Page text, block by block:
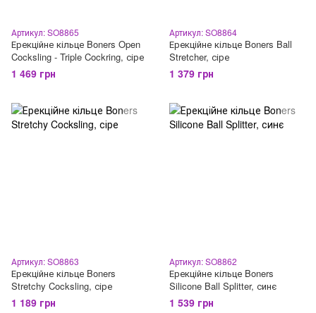
Артикул: SO8865
Ерекційне кільце Boners Open
Cocksling - Triple Cockring, сіре
1 469 грн
Артикул: SO8864
Ерекційне кільце Boners Ball
Stretcher, сіре
1 379 грн
Артикул: SO8863
Ерекційне кільце Boners
Stretchy Cocksling, сіре
1 189 грн
Артикул: SO8862
Ерекційне кільце Boners
Silicone Ball Splitter, синє
1 539 грн